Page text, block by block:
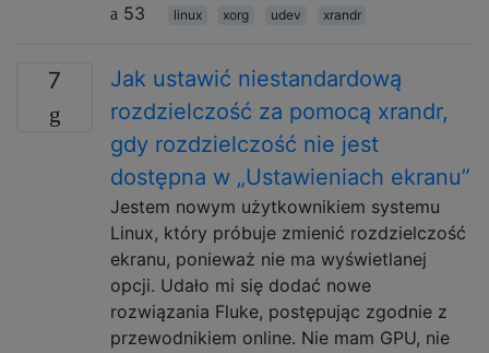
53
linux xorg udev xrandr
7
Jak ustawić niestandardową
rozdzielczość za pomocą xrandr,
gdy rozdzielczość nie jest
dostępna w „Ustawieniach ekranu”
Jestem nowym użytkownikiem systemu
Linux, który próbuje zmienić rozdzielczość
ekranu, ponieważ nie ma wyświetlanej
opcji. Udało mi się dodać nowe
rozwiązania Fluke, postępując zgodnie z
przewodnikiem online. Nie mam GPU, nie